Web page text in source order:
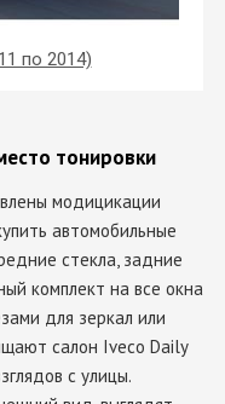
по 2014)
тонировки
модицикации
автомобильные
стекла, задние
комплект на все окна
для зеркал или
салон Iveco Daily
с улицы.